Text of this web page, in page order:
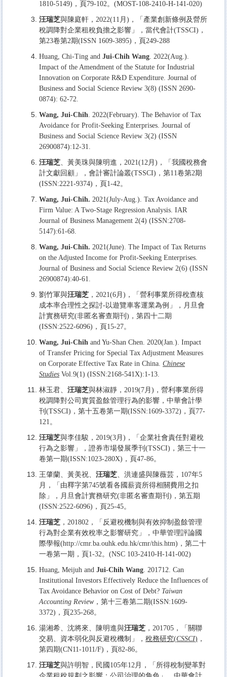
1810-5149)，頁79-102。(MOST-108-2410-H-141-020)
汪瑞芝與陳庭軒，2022(11月)，「產業創新條例及營所
稅調降對企業租稅負擔之影響」，當代會計(TSSCI)，
第23卷第2期(ISSN 1609-3895)，頁249-288
Huang, Chi-Ting and Jui-Chih Wang. 2022(Aug.).
Impact of the Amendment of the Statute for Industrial
Innovation on Corporate R&D Expenditure. Journal of
Business and Social Science Review 3(8) (ISSN 2690-
0874): 62-72.
Wang, Jui-Chih. 2022(February). The Behavior of Tax
Avoidance for Profit-Seeking Enterprises. Journal of
Business and Social Science Review 3(2) (ISSN
26900874):12-31.
汪瑞芝、黃美珠與陳明進，2021(12月)，「我國稅務會
計文獻回顧」，會計審計論叢(TSSCI)，第11卷第2期
(ISSN:2221-9374)，頁1-42。
Wang, Jui-Chih. 2021(July-Aug.). Tax Avoidance and
Firm Value: A Two-Stage Regression Analysis. IAR
Journal of Business Management 2(4) (ISSN:2708-
5147):61-68.
Wang, Jui-Chih. 2021(June). The Impact of Tax Returns
on the Adjusted Income for Profit-Seeking Enterprises.
Journal of Business and Social Science Review 2(6) (ISSN
26900874):40-61.
劉竹軍與汪瑞芝 ，2021(6月)，「營利事業所得稅查核
成本率合理性之探討-以遊覽車客運業為例」，月旦會
計實務研究(非匿名審查期刊)，第四十二期
(ISSN:2522-6096)，頁15-27。
Wang, Jui-Chih and Yu-Shan Chen. 2020(Jan.). Impact
of Transfer Pricing for Special Tax Adjustment Measures
on Corporate Effective Tax Rate in China. Chinese
Studies Vol.9(1) (ISSN:2168-541X):1-13.
林玉君、 汪瑞芝與林淑靜，2019(7月)，營利事業所得
稅調降對公司實質盈餘管理行為的影響，中華會計學
刊(TSSCI)，第十五卷第一期(ISSN:1609-3372)，頁77-
121。
汪瑞芝與李佳駿，2019(3月)，「企業社會責任對避稅
行為之影響」，證券市場發展季刊(TSSCI)，第三十一
卷第一期(ISSN:1023-280X)，頁47-86。
王肇蘭、黃美祝、 汪瑞芝、洪連盛與陳薇芸，107年5
月，「由釋字第745號看各國薪資所得相關費用之扣
除」，月旦會計實務研究(非匿名審查期刊)，第五期
(ISSN:2522-6096)，頁25-45。
汪瑞芝 ，201802，「反避稅機制與有效抑制盈餘管理
行為對企業有效稅率之影響研究」，中華管理評論國
際學報(http://cmr.ba.ouhk.edu.hk/cmr/this.htm)，第二十
一卷第一期，頁1-32。(NSC 103-2410-H-141-002)
Huang, Meijuh and Jui-Chih Wang. 201712. Can
Institutional Investors Effectively Reduce the Influences of
Tax Avoidance Behavior on Cost of Debt? Taiwan
Accounting Review，第十三卷第二期(ISSN:1609-
3372)，頁235-268。
湯湘希、沈將來、陳明進與汪瑞芝 ，201705，「關聯
交易、資本弱化與反避稅機制」， 稅務研究(CSSCI) ，
第四期(CN11-1011/F)，頁82-86。
汪瑞芝與許明智，民國105年12月，「所得稅制變革對